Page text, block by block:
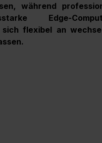
während
Edge-
flexibel an